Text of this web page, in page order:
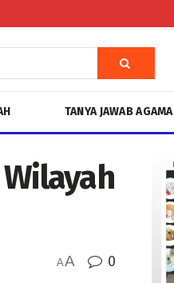
TANYA JAWAB AGAMA
AA 0